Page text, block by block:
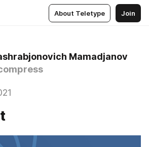
About Teletype Join
Mamadjanov